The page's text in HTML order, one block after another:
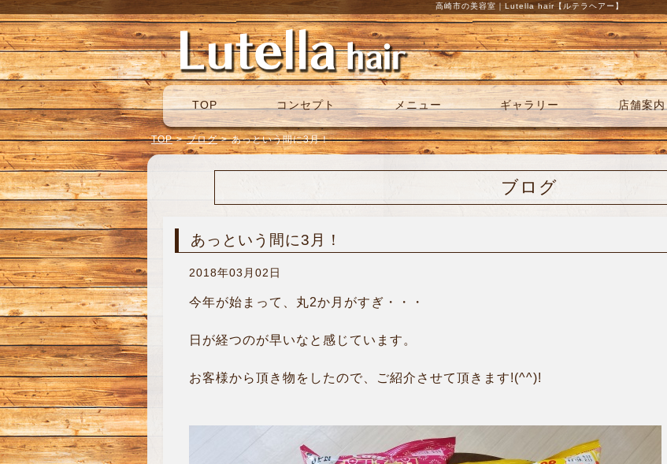
高崎市の美容室｜Lutella hair【ルテラヘアー】
TOP コンセプト メニュー ギャラリー 店舗案内
TOP > ブログ > あっという間に3月！
ブログ
あっという間に3月！
2018年03月02日
今年が始まって、丸2か月がすぎ・・・
日が経つのが早いなと感じています。
お客様から頂き物をしたので、ご紹介させて頂きます!(^^)!